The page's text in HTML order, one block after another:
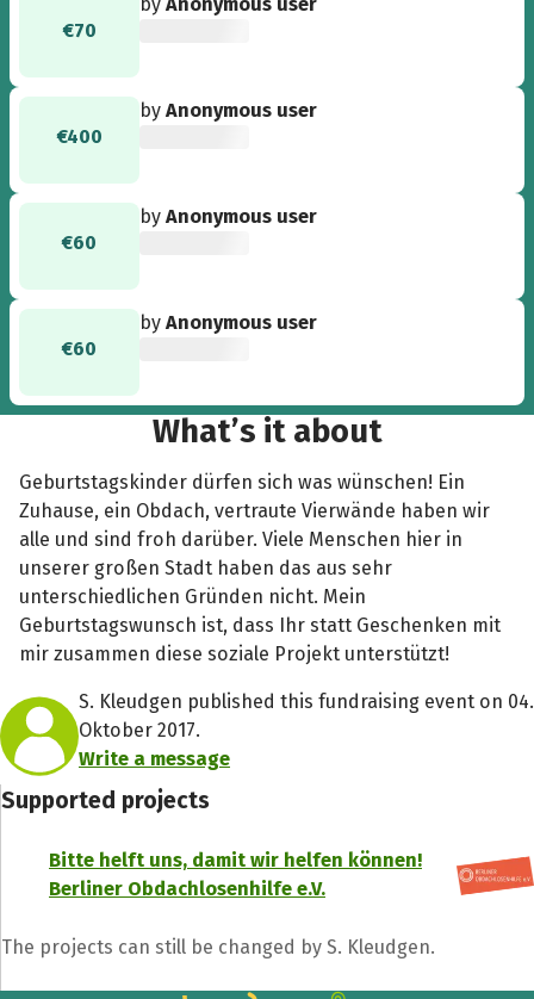
€70
€400
byAnonymous user
€60
byAnonymous user
€60
byAnonymous user
What’s it about
Geburtstagskinder dürfen sich was wünschen! Ein
Zuhause, ein Obdach, vertraute Vierwände haben wir
alle und sind froh darüber. Viele Menschen hier in
unserer großen Stadt haben das aus sehr
unterschiedlichen Gründen nicht. Mein
Geburtstagswunsch ist, dass Ihr statt Geschenken mit
mir zusammen diese soziale Projekt unterstützt!
S. Kleudgen published this fundraising event on 04.
Oktober 2017.
Write a message
Supported projects
Bitte helft uns, damit wir helfen können!
Berliner Obdachlosenhilfe e.V.
The projects can still be changed by S. Kleudgen.